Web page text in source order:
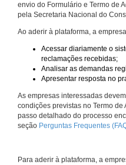
envio do Formulário e Termo de
pela Secretaria Nacional do
Ao aderir à plataforma, a
Acessar diariamente o
reclamações recebidas;
Analisar as demandas
Apresentar resposta no
As empresas interessadas
condições previstas no Termo
passo detalhado do processo
seção Perguntas Frequentes
Para aderir à plataforma, a